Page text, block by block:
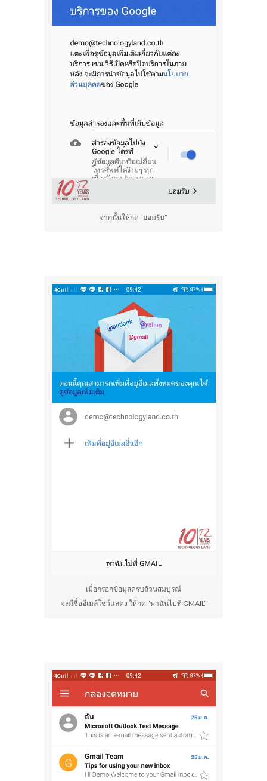
จากนั้นให้กด “ยอมรับ”
เมื่อกรอกข้อมูลครบถ้วนสมบูรณ์
จะมีชื่ออีเมล์โชว์แสดง ให้กด “พาฉันไปที่ GMAIL”